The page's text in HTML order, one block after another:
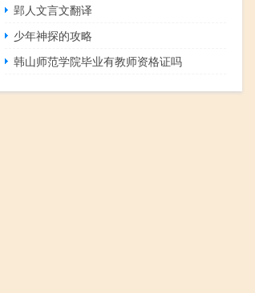
郢人文言文翻译
少年神探的攻略
韩山师范学院毕业有教师资格证吗